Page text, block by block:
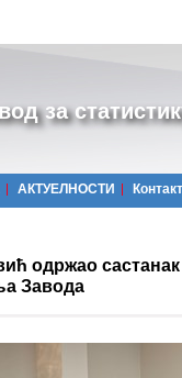
за
АКТУЕЛНОСТИ Контакт
одржао
Завода